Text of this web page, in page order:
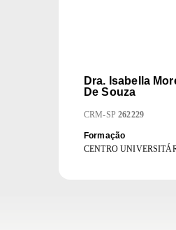
Dra. Isabella
De Souza
CRM-SP 262229
Formação
CENTRO